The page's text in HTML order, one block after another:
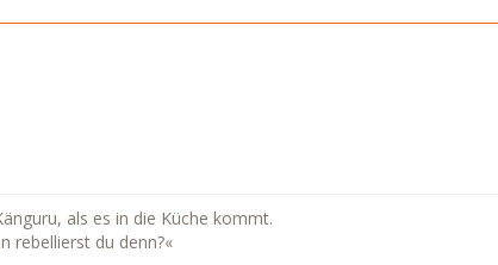
als es in die Küche kommt.
rebellierst du denn?«